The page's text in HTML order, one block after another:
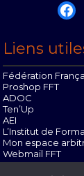
Liens
Fédération
Proshop FFT
ADOC
Ten’Up
AEI
L’Institut de
Mon espace
Webmail FFT
Offres d’emploi